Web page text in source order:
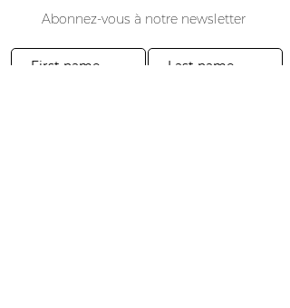
Abonnez-vous à notre newsletter